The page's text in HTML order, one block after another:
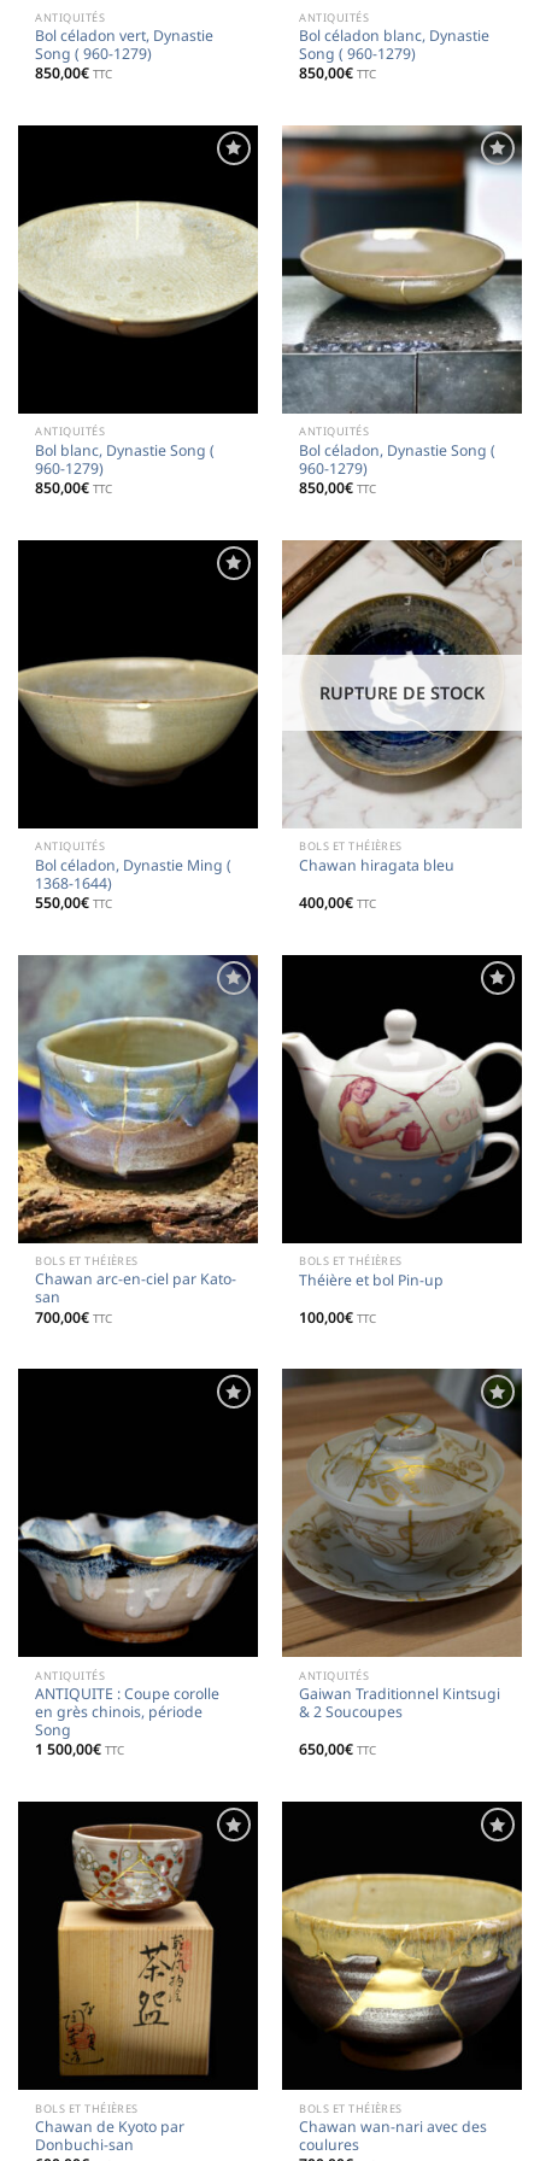
ANTIQUITÉS
Bol céladon vert, Dynastie
Song ( 960-1279)
850,00€ TTC
ANTIQUITÉS
Bol céladon blanc, Dynastie
Song ( 960-1279)
850,00€ TTC
liste de
souhaits
ANTIQUITÉS
Bol blanc, Dynastie Song (
960-1279)
850,00€ TTC
Ajouter
ANTIQUITÉS
Bol céladon, Dynastie Song (
960-1279)
850,00€ TTC
ANTIQUITÉS
Bol céladon, Dynastie Ming (
1368-1644)
550,00€ TTC
Ajouter
liste de
souhaits
RUPTURE DE STOCK
BOLS ET THÉIÈRES
Chawan hiragata bleu
400,00€ TTC
Ajouter
à la
liste de
souhaits
BOLS ET THÉIÈRES
Chawan arc-en-ciel par Kato-
san
700,00€ TTC
liste de
souhaits
BOLS ET THÉIÈRES
Théière et bol Pin-up
100,00€ TTC
ANTIQUITÉS
ANTIQUITE : Coupe corolle
en grès chinois, période
Song
1 500,00€ TTC
Ajouter
à la
liste de
souhaits
ANTIQUITÉS
Gaiwan Traditionnel Kintsugi
& 2 Soucoupes
650,00€ TTC
Ajouter
souhaits
BOLS ET THÉIÈRES
Chawan de Kyoto par
Donbuchi-san
liste de
BOLS ET THÉIÈRES
Chawan wan-nari avec des
coulures